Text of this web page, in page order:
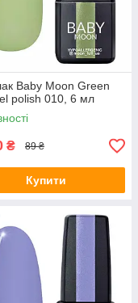
Baby Moon Green
polish 010, 6 мл
₴ 89 ₴
Купити